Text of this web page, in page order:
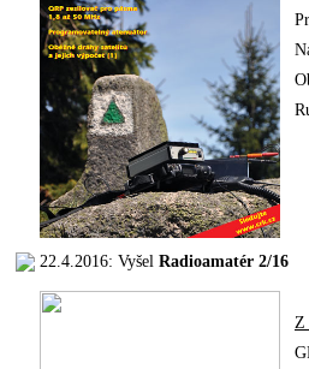
22.4.2016: Vyšel Radioamatér 2/16
Z